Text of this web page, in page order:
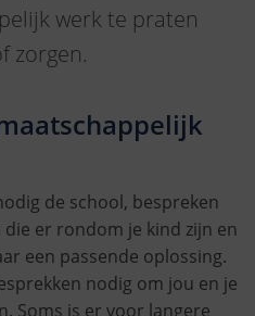
werk te praten
zorgen.
de school, bespreken
er rondom je kind zijn en
een passende oplossing.
nodig om jou en je
Soms is er voor langere